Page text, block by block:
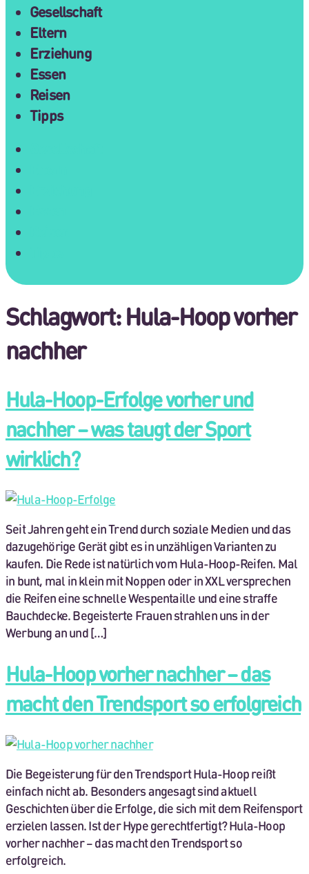
Gesellschaft
Eltern
Erziehung
Essen
Reisen
Tipps
Schlagwort:Hula-Hoop vorher
nachher
Hula-Hoop-Erfolge vorher und
nachher – was taugt der Sport
wirklich?
Seit Jahren geht ein Trend durch soziale Medien und das
dazugehörige Gerät gibt es in unzähligen Varianten zu
kaufen. Die Rede ist natürlich vom Hula-Hoop-Reifen. Mal
in bunt, mal in klein mit Noppen oder in XXL versprechen
die Reifen eine schnelle Wespentaille und eine straffe
Bauchdecke. Begeisterte Frauen strahlen uns in der
Werbung an und […]
Hula-Hoop vorher nachher – das
macht den Trendsport so erfolgreich
Die Begeisterung für den Trendsport Hula-Hoop reißt
einfach nicht ab. Besonders angesagt sind aktuell
Geschichten über die Erfolge, die sich mit dem Reifensport
erzielen lassen. Ist der Hype gerechtfertigt? Hula-Hoop
vorher nachher – das macht den Trendsport so
erfolgreich.